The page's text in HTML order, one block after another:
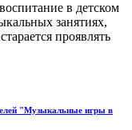
в детском
занятиях,
проявлять
"Музыкальные игры в